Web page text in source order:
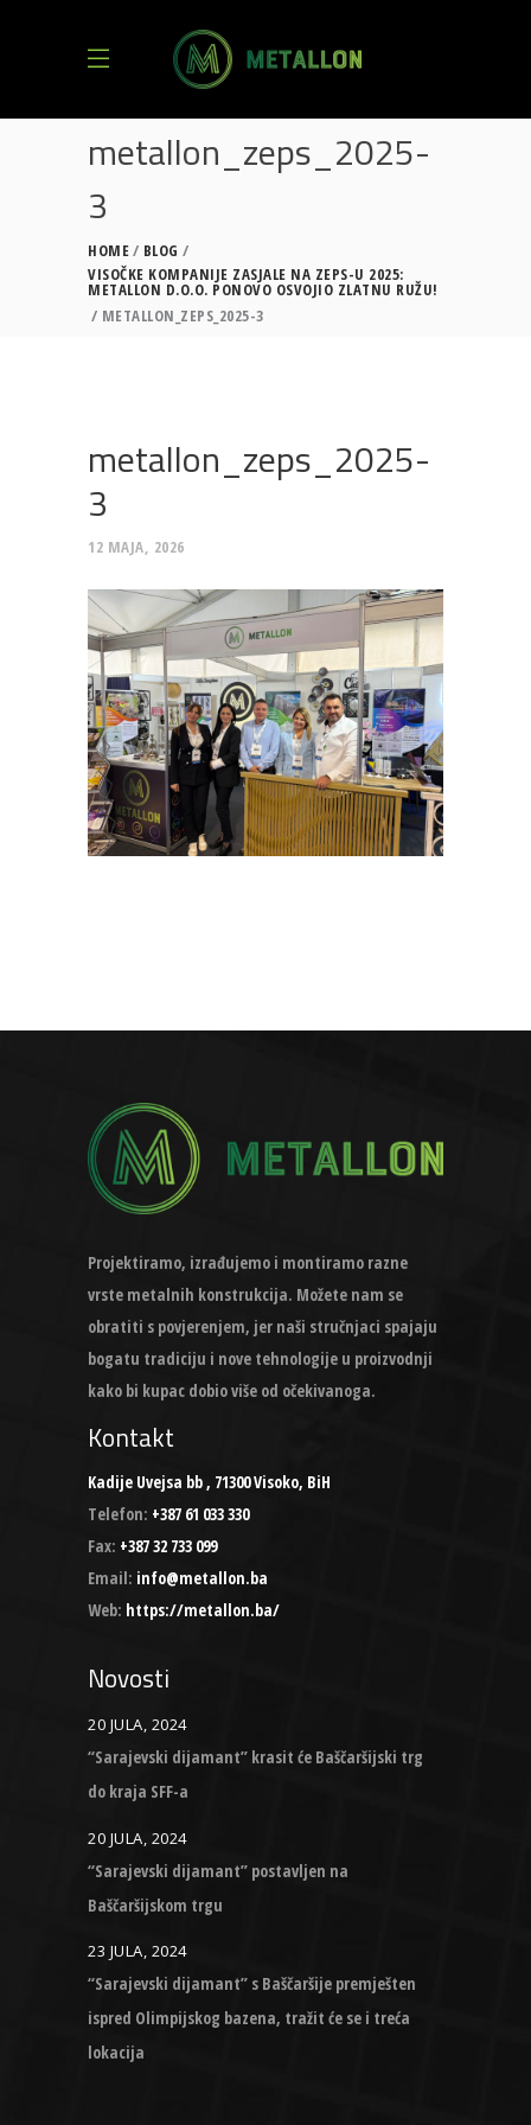
metallon_zeps_2025-
3
HOME
BLOG
VISOČKE KOMPANIJE ZASJALE NA ZEPS-U 2025:
METALLON D.O.O. PONOVO OSVOJIO ZLATNU RUŽU!
METALLON_ZEPS_2025-3
metallon_zeps_2025-
3
12 MAJA, 2026
Projektiramo, izrađujemo i montiramo razne
vrste metalnih konstrukcija. Možete nam se
obratiti s povjerenjem, jer naši stručnjaci spajaju
bogatu tradiciju i nove tehnologije u proizvodnji
kako bi kupac dobio više od očekivanoga.
Kontakt
Kadije Uvejsa bb , 71300 Visoko, BiH
Telefon: +387 61 033 330
Fax: +387 32 733 099
Email: info@metallon.ba
Web: https://metallon.ba/
Novosti
20 JULA, 2024
“Sarajevski dijamant” krasit će Baščaršijski trg
do kraja SFF-a
20 JULA, 2024
“Sarajevski dijamant” postavljen na
Baščaršijskom trgu
23 JULA, 2024
“Sarajevski dijamant” s Baščaršije premješten
ispred Olimpijskog bazena, tražit će se i treća
lokacija